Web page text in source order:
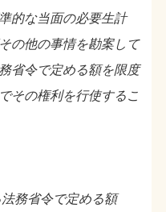
的な当面の必要生計
の他の事情を勘案して
省令で定める額を限度
その権利を行使するこ
務省令で定める額